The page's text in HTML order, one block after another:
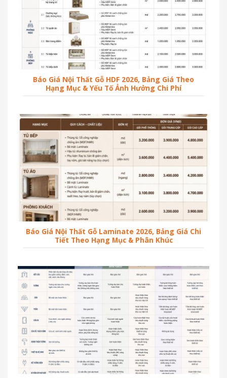
Báo Giá Nội Thất Gỗ HDF 2026, Bảng Giá Theo
Hạng Mục & Yếu Tố Ảnh Hưởng Chi Phí
Báo Giá Nội Thất Gỗ Laminate 2026, Bảng Giá Chi
Tiết Theo Hạng Mục & Phân Khúc